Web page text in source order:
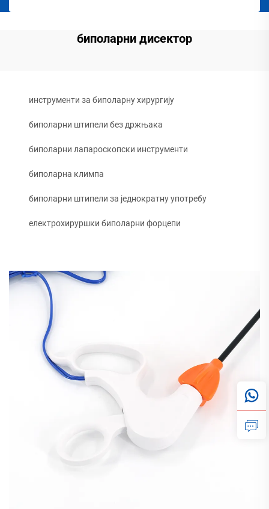
биполарни дисектор
инструменти за биполарну хирургију
биполарни штипели без држњака
биполарни лапароскопски инструменти
биполарна климпа
биполарни штипели за једнократну употребу
електрохируршки биполарни форцепи